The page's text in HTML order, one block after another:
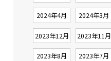
2024年4月 2024年3月
2023年12月 2023年11月
2023年8月 2023年7月